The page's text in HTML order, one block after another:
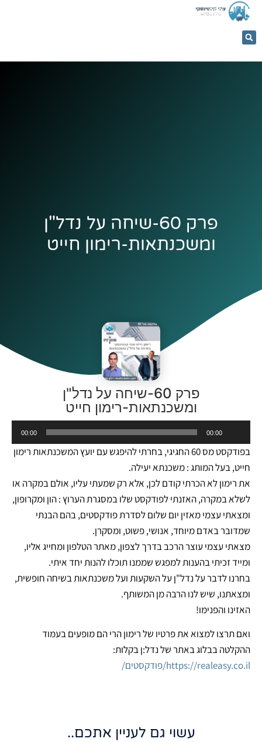
053-
5366884
פרק 60-שיחה על נדל"ן
ומשכנתאות-רימון חייט
פרק 60-שיחה על נדל"ן
ומשכנתאות-רימון חייט
אודיו
00:00
00:00
בפודקסט מס 60 החגיגי, בחרתי להיפגש עם יועץ המשכנתאות רימון
חייט, בעל המותג : משכנתא יעילה.
את רימון לא הכרתי קודם לכן, אלא רק שמעתי עליו, אולם במקרה או
לשלא במקרה, האזנתי לפודקסט שלו במסגרת הערוץ : הון ומקרופון,
ומצאתי עצמי מאזין יום שלום לסדרת פודקסטים, בהם הבנתי
שמדובר באדם מיוחד, אנושי, פשוט, ומסקרן.
מצאתי עצמי עוצר הרכב בדרך לצפון, מאתר הטלפון ומחייג אליו,
ומייד זכיתי בהענות למפגש שממנו תוכלו להנות יחד איתי.
בחרנו לדבר על נדל"ן על השקעות ועל משכנתאות בשיחה חופשית,
ומצאתנו, שיש לנו הרבה מן המשותף.
האזינו והפנימו!
ואם תרצו למצוא את פרטיו של רימון הרי הם מופעים בעמוד
ההקלטה בבלוג באתר של נדל:ן בקלות:
https://realeasy.co.il/פודקסטים/
עשוי גם לעניין אתכם..